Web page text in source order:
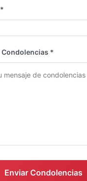
Condolencias *
Enviar Condolencias